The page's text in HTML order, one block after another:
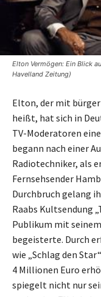
Elton Vermögen: Ein Blick
Havelland Zeitung)
Elton, der mit
heißt, hat sich in
TV-Moderatoren
begann nach einer
Radiotechniker, als
Fernsehsender
Durchbruch gelang
Raabs Kultsendung
Publikum mit
begeisterte. Durch
wie „Schlag den
4 Millionen Euro
spiegelt nicht nur